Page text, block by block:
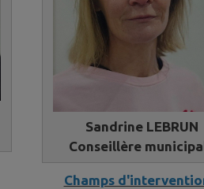
Sandrine LEBRUN
Conseillère
Champs